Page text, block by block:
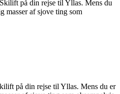
på din rejse til Yllas. Mens du
masser af sjove ting som
på din rejse til Yllas. Mens du er